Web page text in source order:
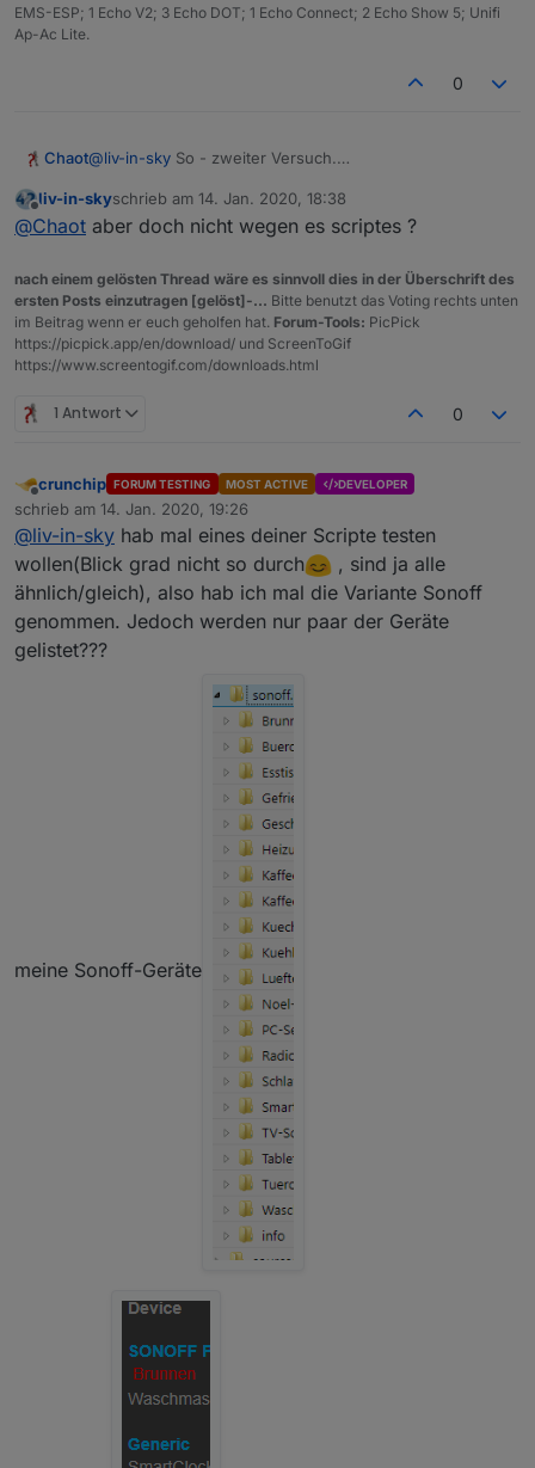
table-für-vis-oder-iqontrol-js-und-blockly/96
freigeschalten - steht eine deviceart auf true und ist
das widget ist ein standard html widget und der von
HTML reinschreiben und in klammern setzen {}
wenn die geräte nicht erreichbar sind:
sonoff tabelle script mit 8 spalten
script mit 6 spalten - es fehlen die switch:
script mit 6 spalten wird nicht weitergepflegt - daher
sonoff-6spalten-tabelle.txt
bild für tabelle mit 6 spalten
bisher integriert
schalter2ch
schalter3ch
schalter1ch
ZbBridge
stdoseS2X
teckin
sonoffDev
shelly
EMS-ESP; 1 Echo V2; 3 Echo DOT; 1 Echo Connect; 2 Echo Show 5; Unifi
Ap-Ac Lite.
0
Chaot@liv-in-sky So - zweiter Versuch.
immer....
Offline
liv-in-skyschrieb am 14. Jan. 2020, 18:38
zuletzt editiert von
@Chaot aber doch nicht wegen es scriptes ?
nach einem gelösten Thread wäre es sinnvoll dies in der Überschrift des
ersten Posts einzutragen [gelöst]-... Bitte benutzt das Voting rechts unten
im Beitrag wenn er euch geholfen hat. Forum-Tools: PicPick
https://picpick.app/en/download/ und ScreenToGif
https://www.screentogif.com/downloads.html
1 Antwort 0
Offline
crunchip FORUM TESTING MOST ACTIVE DEVELOPER
schrieb am 14. Jan. 2020, 19:26
zuletzt editiert von
@liv-in-sky hab mal eines deiner Scripte testen
wollen(Blick grad nicht so durch
, sind ja alle
ähnlich/gleich), also hab ich mal die Variante Sonoff
genommen. Jedoch werden nur paar der Geräte
gelistet???
meine Sonoff-Geräte